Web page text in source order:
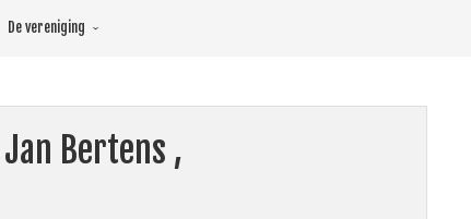
De vereniging
Bertens ,